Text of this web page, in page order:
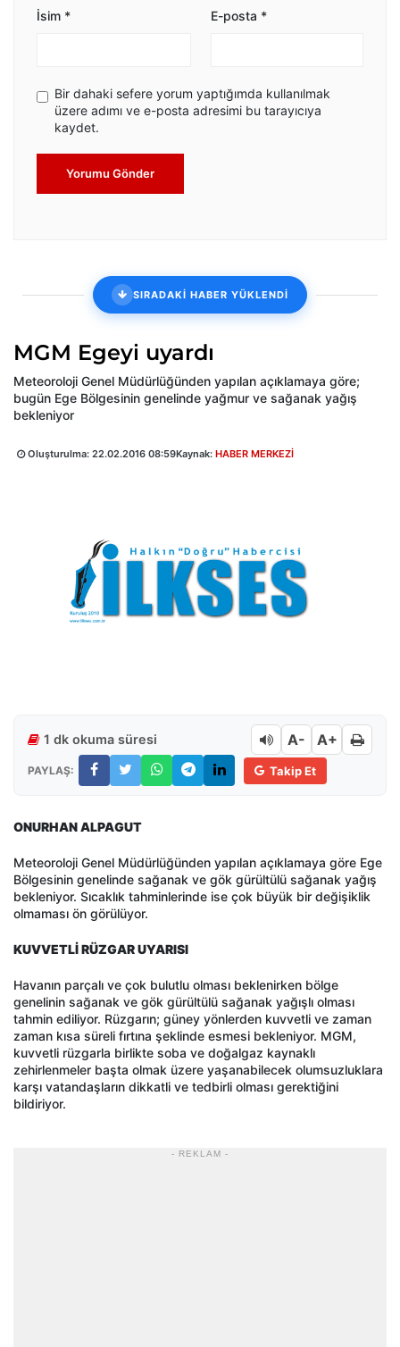
İsim * E-posta *
Bir dahaki sefere yorum yaptığımda kullanılmak
üzere adımı ve e-posta adresimi bu tarayıcıya
kaydet.
Yorumu Gönder
SIRADAKİ HABER YÜKLENDİ
MGM Egeyi uyardı
Meteoroloji Genel Müdürlüğünden yapılan açıklamaya göre;
bugün Ege Bölgesinin genelinde yağmur ve sağanak yağış
bekleniyor
Oluşturulma: 22.02.2016 08:59Kaynak: HABER MERKEZİ
1 dk okuma süresi A- A+
PAYLAŞ: Takip Et
ONURHAN ALPAGUT
Meteoroloji Genel Müdürlüğünden yapılan açıklamaya göre Ege
Bölgesinin genelinde sağanak ve gök gürültülü sağanak yağış
bekleniyor. Sıcaklık tahminlerinde ise çok büyük bir değişiklik
olmaması ön görülüyor.
KUVVETLİ RÜZGAR UYARISI
Havanın parçalı ve çok bulutlu olması beklenirken bölge
genelinin sağanak ve gök gürültülü sağanak yağışlı olması
tahmin ediliyor. Rüzgarın; güney yönlerden kuvvetli ve zaman
zaman kısa süreli fırtına şeklinde esmesi bekleniyor. MGM,
kuvvetli rüzgarla birlikte soba ve doğalgaz kaynaklı
zehirlenmeler başta olmak üzere yaşanabilecek olumsuzluklara
karşı vatandaşların dikkatli ve tedbirli olması gerektiğini
bildiriyor.
- REKLAM -